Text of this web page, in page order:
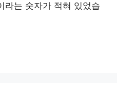
라는 숫자가 적혀 있었습